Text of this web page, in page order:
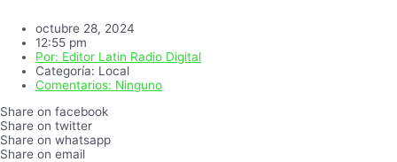
octubre 28, 2024
12:55 pm
Por: Editor Latin Radio Digital
Categoría: Local
Comentarios: Ninguno
Share on facebook
Share on twitter
Share on whatsapp
Share on email